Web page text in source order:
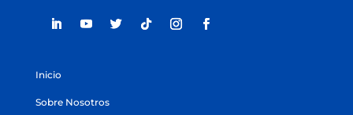
Inicio
Sobre Nosotros